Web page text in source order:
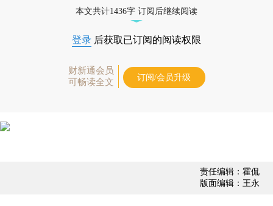
本文共计1436字 订阅后继续阅读
登录 后获取已订阅的阅读权限
财新通会员
可畅读全文
订阅/会员升级
责任编辑：霍侃
版面编辑：王永